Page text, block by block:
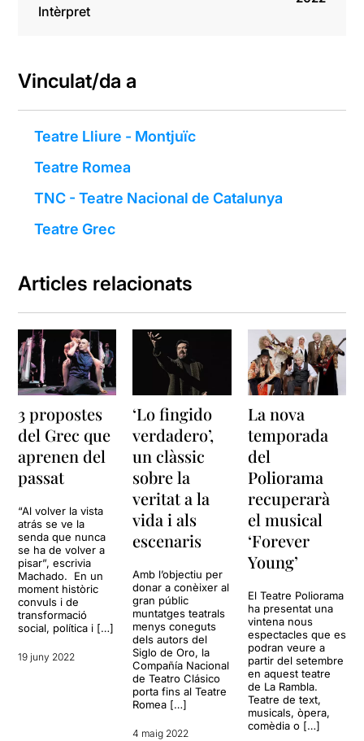
Intèrpret
Vinculat/da a
Teatre Lliure - Montjuïc
Teatre Romea
TNC - Teatre Nacional de Catalunya
Teatre Grec
Articles relacionats
3 propostes
del Grec que
aprenen del
passat
“Al volver la vista
atrás se ve la
senda que nunca
se ha de volver a
pisar”, escrivia
Machado. En un
moment històric
convuls i de
transformació
social, política i […]
19 juny 2022
‘Lo fingido
verdadero’,
un clàssic
sobre la
veritat a la
vida i als
escenaris
Amb l’objectiu per
donar a conèixer al
gran públic
muntatges teatrals
menys coneguts
dels autors del
Siglo de Oro, la
Compañía Nacional
de Teatro Clásico
porta fins al Teatre
Romea […]
4 maig 2022
La nova
temporada
del
Poliorama
recuperarà
el musical
‘Forever
Young’
El Teatre Poliorama
ha presentat una
vintena nous
espectacles que es
podran veure a
partir del setembre
en aquest teatre
de La Rambla.
Teatre de text,
musicals, òpera,
comèdia o […]